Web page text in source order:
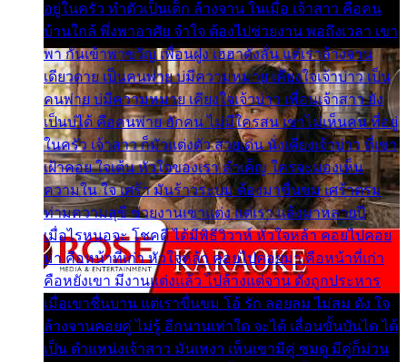
อยู่ในครัว ทำตัวเป็นเด็ก ล้างจาน ในเมื่อ เจ้าสาว คือคน
บ้านใกล้ พึ่งพาอาศัย จำใจ ต้องไปช่วยงาน พอถึงเวลา เขา
พา กันเข้าพาขวัญ เพื่อนฝูง เฮฮาดังลั่น แต่เราล้างจาน
เดียวดาย เป็นคนพ่าย บ่มีความหมาย เคียงใจเจ้าบ่าว เป็น
คนพ่าย บ่มีความหมาย เคียงใจเจ้าบ่าว เพื่อนเจ้าสาว ยัง
เป็นบ่ได้ คือคนพ่าย ฮักคน ไม่มีใครสน เขาไม่เห็นคน ที่อยู่
ในครัว เจ้าสาว ก็มัวแต่งตัว สวยเด่น นั่งเคียงเจ้าบ่าว ที่เขา
เฝ้าคอย ใจเต้น หัวใจของเรา ลำเค็ญ ใครจะมองเห็น
ความใน ใจ เศร้า มันร้าวระบม ต้องมาขื่นขม เศร้าตรม
ท่ามความสุขี ช่วยงานเขาแต่ง แต่เรา แล้งมาหลายปี
เมื่อไรหนอจะ โชคดี ได้มีพิธีวิวาห์ หัวใจหล้า คอยไปคอย
มา คือหน้าที่เก่า หัวใจหล้า คอยไปคอยมา คือหน้าที่เก่า
คือหยังเขา มีงานแต่งแล้ว ไปล้างแต่จาน ดั่งถูกประหาร
เมื่อเขาชื่นบาน แต่เราขื่นขม โอ้ รัก ลอยลม ไม่สม ดัง ใจ
ล้างจานคอยคู่ ไม่รู้ อีกนานเท่าใด จะได้ เลื่อนขั้นบันได ได้
เป็น ตำแหน่งเจ้าสาว มันเหงา เห็นเขามีคู่ ซมดู มีคู่ก็ม่วน